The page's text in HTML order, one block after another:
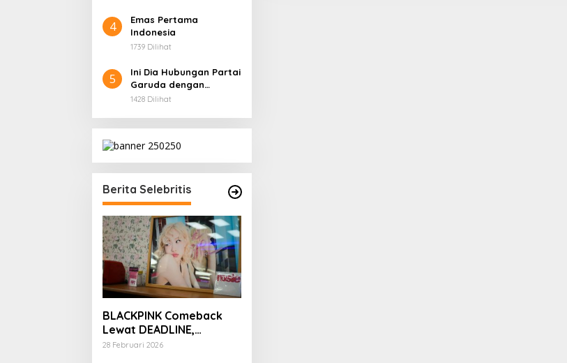
4
Emas Pertama
Indonesia
1739 Dilihat
5
Ini Dia Hubungan Partai
Garuda dengan
Gerindra
1428 Dilihat
Berita Selebritis
BLACKPINK Comeback
Lewat DEADLINE,
YouTube Tembus 100
28 Februari 2026